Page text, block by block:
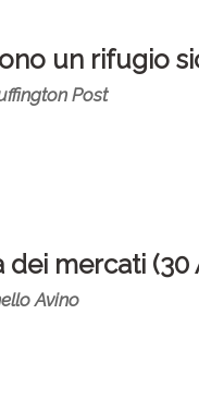
un rifugio
Post
mercati (30
Avino